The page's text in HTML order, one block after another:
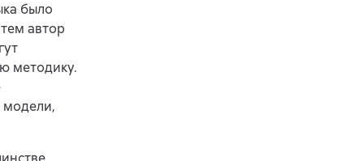
было
автор
методику.
модели,